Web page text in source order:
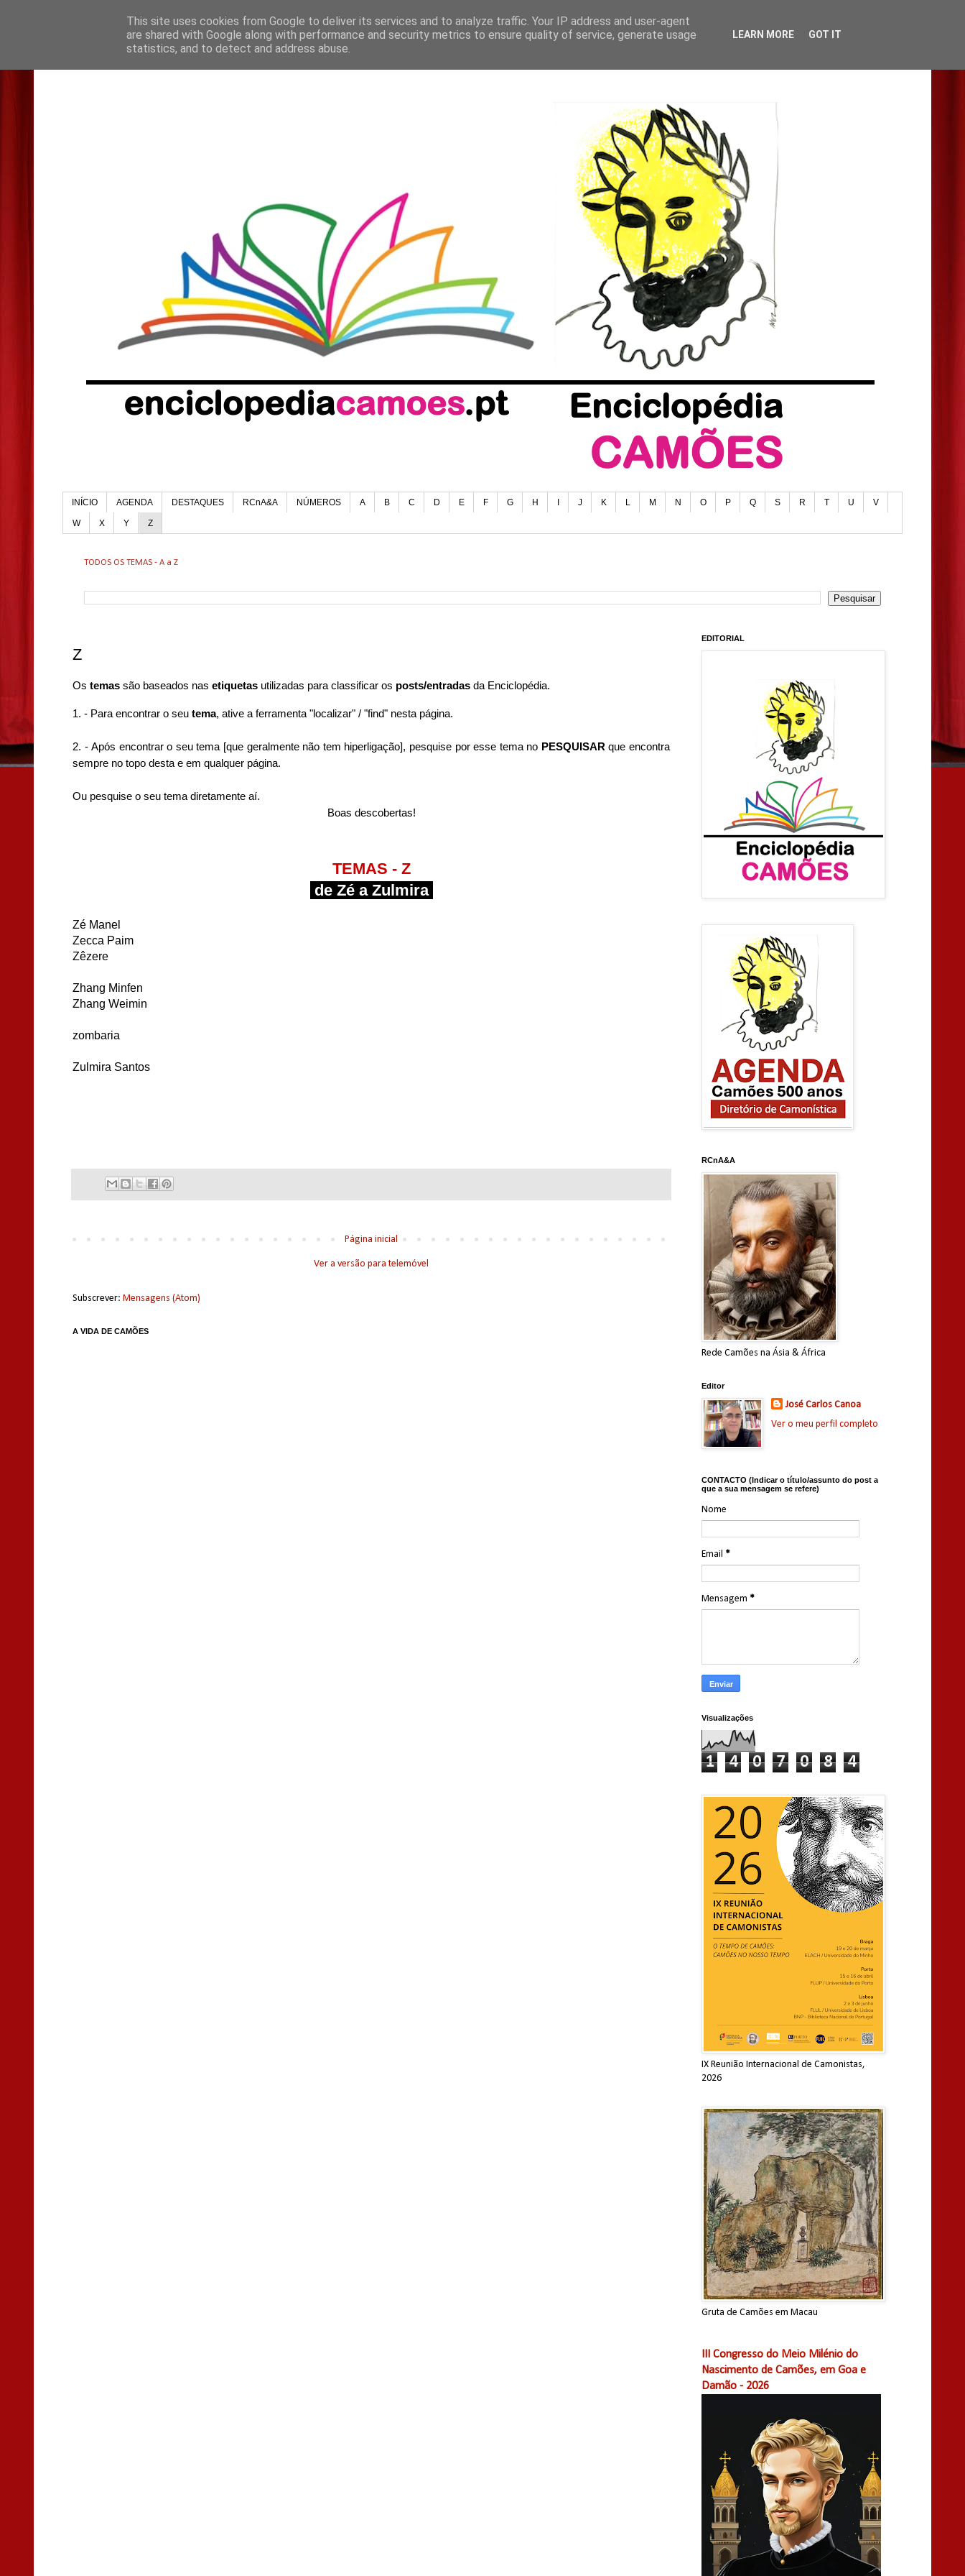
INÍCIO AGENDA DESTAQUES RCnA&A NÚMEROS A B C D E F G H J K L M N O P Q S R T U V
W X Y Z
TODOS OS TEMAS - A a Z
Z
Os temas são baseados nas etiquetas utilizadas para classificar os posts/entradas da Enciclopédia.
1. - Para encontrar o seu tema, ative a ferramenta "localizar" / "find" nesta página.
2. -Após encontrar o seu tema [que geralmente não tem hiperligação], pesquise por esse tema no PESQUISARque encontra
sempre no topo desta e em qualquer página.
Ou pesquise o seu tema diretamente aí.
Boas descobertas!
TEMAS - Z
de Zé a Zulmira
Zé Manel
Zecca Paim
Zêzere
Zhang Minfen
Zhang Weimin
zombaria
Zulmira Santos
Página inicial
Ver a versão para telemóvel
Subscrever: Mensagens (Atom)
A VIDA DE CAMÕES
EDITORIAL
RCnA&A
Rede Camões na Ásia & África
Editor
José Carlos Canoa
Ver o meu perfil completo
CONTACTO (Indicar o título/assunto do post a
que a sua mensagem se refere)
Nome
Email *
Mensagem *
Visualizações
1 4 0 7 0 8 4
IX Reunião Internacional de Camonistas,
2026
Gruta de Camões em Macau
III Congresso do Meio Milénio do
Nascimento de Camões, em Goa e
Damão - 2026
This site uses cookies from Google to deliver its services and to analyze traffic. Your IP address and user-agent
are shared with Google along with performance and security metrics to ensure quality of service, generate usage
statistics, and to detect and address abuse.
LEARN MORE GOT IT